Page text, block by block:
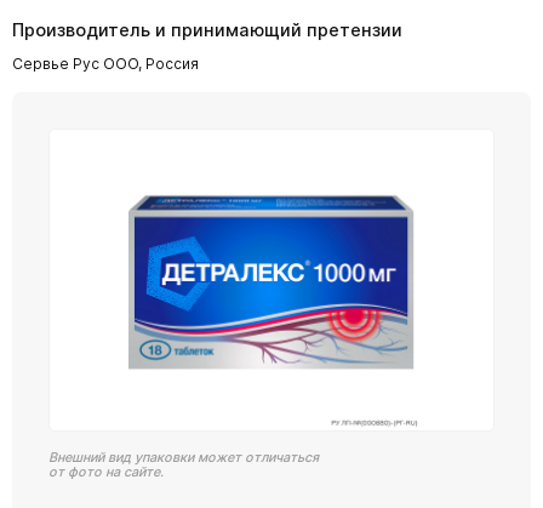
Производитель и принимающий претензии
Сервье Рус ООО, Россия
Внешний вид упаковки может отличаться
от фото на сайте.